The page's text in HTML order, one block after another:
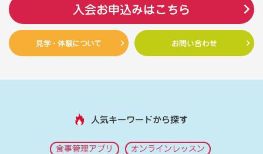
入会お申込みはこちら
見学・体験について お問い合わせ
人気キーワードから探す
食事管理アプリ オンラインレッスン